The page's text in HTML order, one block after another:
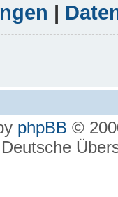
|
phpBB ©
Deutsche